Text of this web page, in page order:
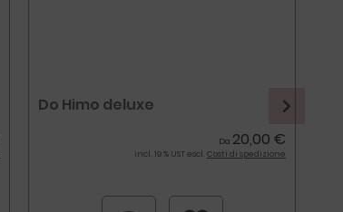
Do Himo deluxe
Da 20,00 €
incl. 19 % UST escl. Costi di spedizione